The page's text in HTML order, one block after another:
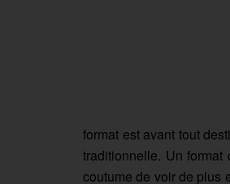
format est avant tout
traditionnelle. Un
coutume de voir de plus